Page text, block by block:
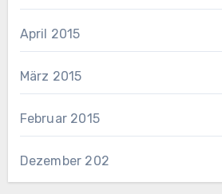
April 2015
März 2015
Februar 2015
Dezember 202